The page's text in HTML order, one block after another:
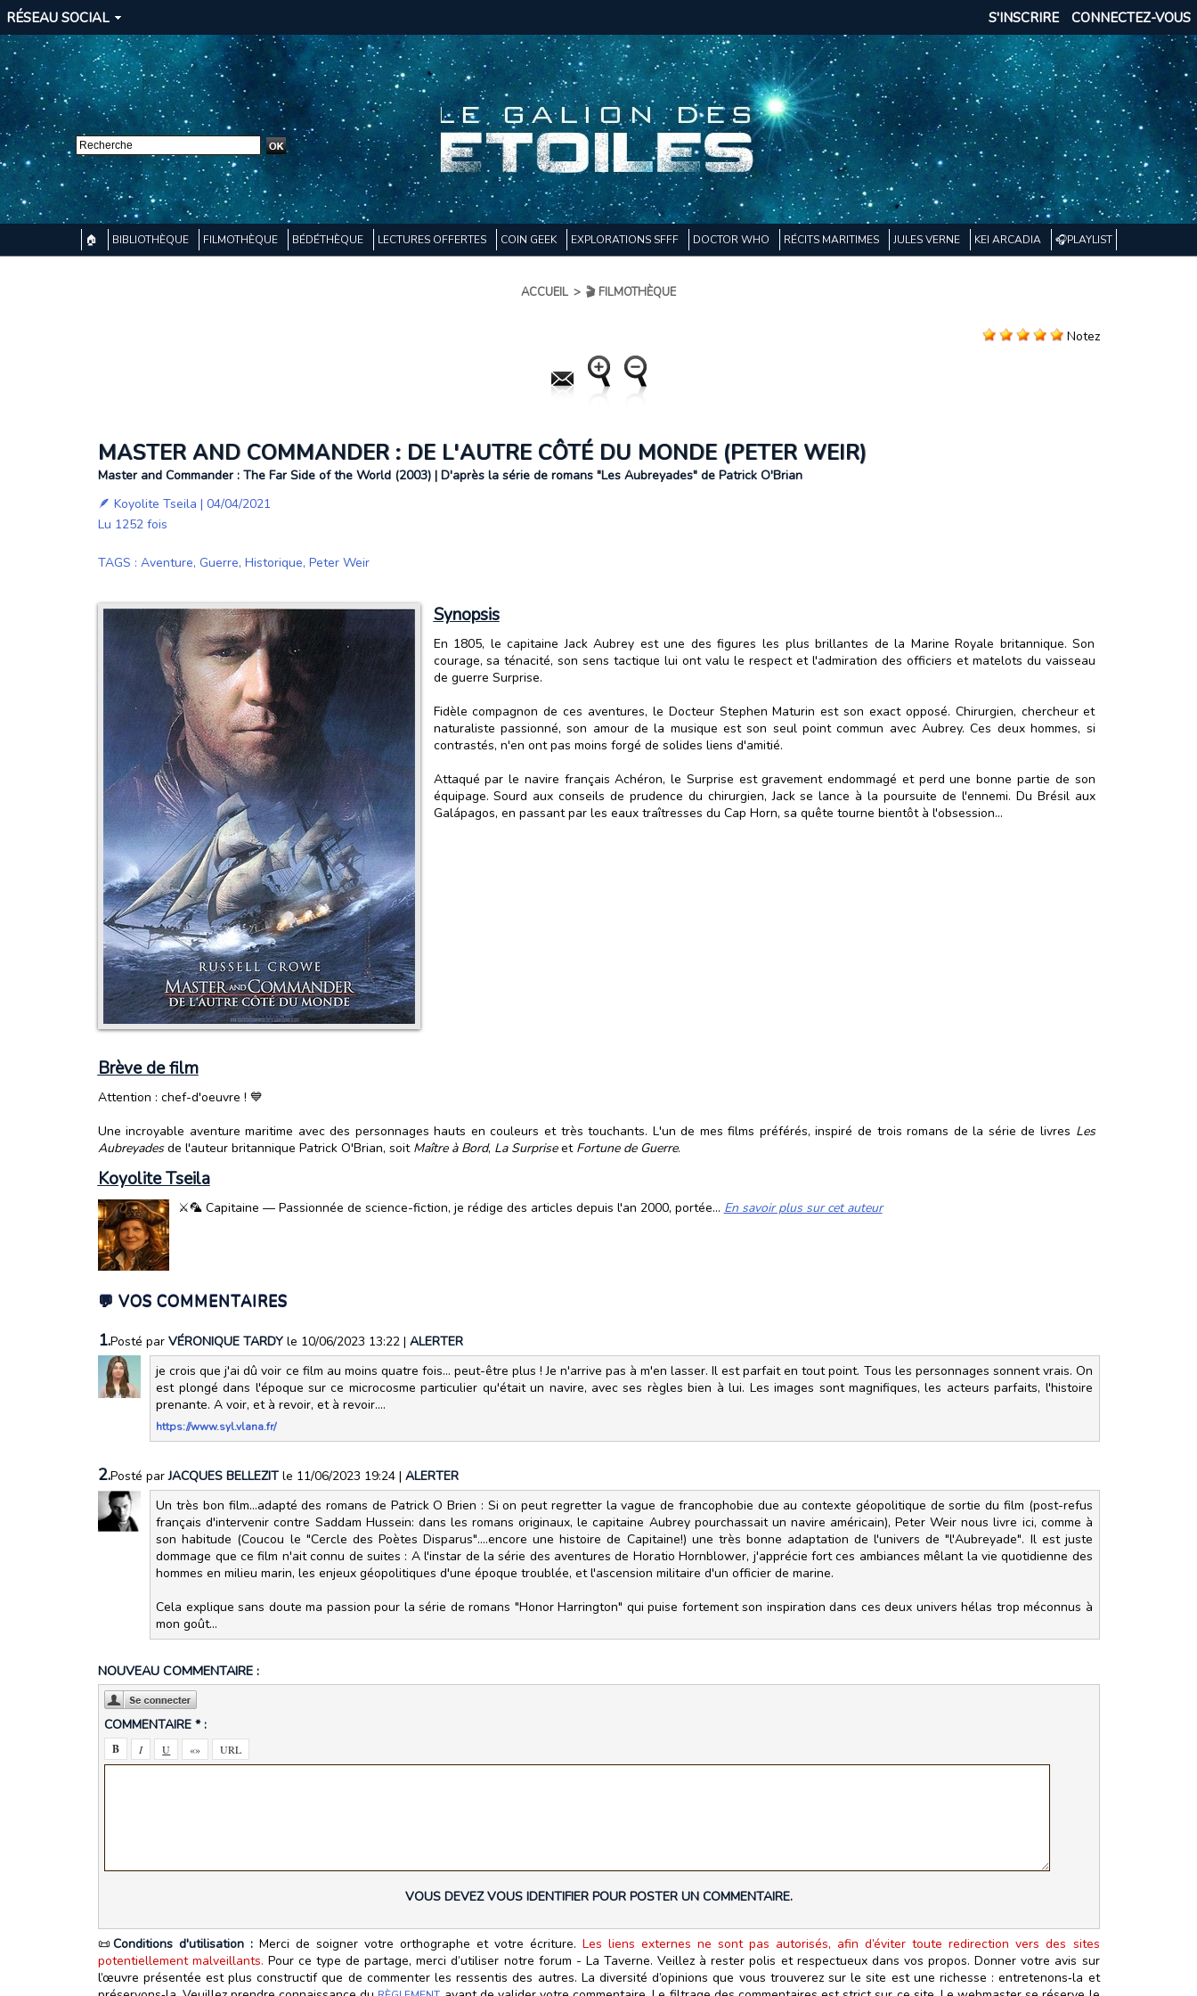
RÉSEAU SOCIAL CONNECTEZ-VOUS
S'INSCRIRE
🏠 BIBLIOTHÈQUE FILMOTHÈQUE BÉDÉTHÈQUE LECTURES OFFERTES COIN GEEK EXPLORATIONS SFFF DOCTOR WHO RÉCITS MARITIMES JULES VERNE KEI ARCADIA 🎧PLAYLIST
ACCUEIL > 🎬 FILMOTHÈQUE
Notez
MASTER AND COMMANDER : DE L'AUTRE CÔTÉ DU MONDE (PETER WEIR)
Master and Commander : The Far Side of the World (2003) | D'après la série de romans "Les Aubreyades" de Patrick O'Brian
🪶 Koyolite Tseila | 04/04/2021
Lu 1252 fois
TAGS : Aventure, Guerre, Historique, Peter Weir
Synopsis
En 1805, le capitaine Jack Aubrey est une des figures les plus brillantes de la Marine Royale britannique. Son
courage, sa ténacité, son sens tactique lui ont valu le respect et l'admiration des officiers et matelots du vaisseau
de guerre Surprise.
Fidèle compagnon de ces aventures, le Docteur Stephen Maturin est son exact opposé. Chirurgien, chercheur et
naturaliste passionné, son amour de la musique est son seul point commun avec Aubrey. Ces deux hommes, si
contrastés, n'en ont pas moins forgé de solides liens d'amitié.
Attaqué par le navire français Achéron, le Surprise est gravement endommagé et perd une bonne partie de son
équipage. Sourd aux conseils de prudence du chirurgien, Jack se lance à la poursuite de l'ennemi. Du Brésil aux
Galápagos, en passant par les eaux traîtresses du Cap Horn, sa quête tourne bientôt à l'obsession...
Brève de film
Attention : chef-d'oeuvre ! 💙
Une incroyable aventure maritime avec des personnages hauts en couleurs et très touchants. L'un de mes films préférés, inspiré de trois romans de la série de livres Les
Aubreyadesde l'auteur britannique Patrick O'Brian, soit Maître à Bord, La Surpriseet Fortune de Guerre.
Koyolite Tseila
⚔️🦜 Capitaine — Passionnée de science-fiction, je rédige des articles depuis l'an 2000, portée... En savoir plus sur cet auteur
💬 VOS COMMENTAIRES
1.Posté par VÉRONIQUE TARDY le 10/06/2023 13:22 | ALERTER
je crois que j'ai dû voir ce film au moins quatre fois... peut-être plus ! Je n'arrive pas à m'en lasser. Il est parfait en tout point. Tous les personnages sonnent vrais. On
est plongé dans l'époque sur ce microcosme particulier qu'était un navire, avec ses règles bien à lui. Les images sont magnifiques, les acteurs parfaits, l'histoire
prenante. A voir, et à revoir, et à revoir....
https://www.syl.vlana.fr/
2.Posté parJACQUES BELLEZITle 11/06/2023 19:24 | ALERTER
Un très bon film...adapté des romans de Patrick O Brien : Si on peut regretter la vague de francophobie due au contexte géopolitique de sortie du film (post-refus
français d'intervenir contre Saddam Hussein: dans les romans originaux, le capitaine Aubrey pourchassait un navire américain), Peter Weir nous livre ici, comme à
son habitude (Coucou le "Cercle des Poètes Disparus"....encore une histoire de Capitaine!) une très bonne adaptation de l'univers de "l'Aubreyade". Il est juste
dommage que ce film n'ait connu de suites : A l'instar de la série des aventures de Horatio Hornblower, j'apprécie fort ces ambiances mêlant la vie quotidienne des
hommes en milieu marin, les enjeux géopolitiques d'une époque troublée, et l'ascension militaire d'un officier de marine.
Cela explique sans doute ma passion pour la série de romans "Honor Harrington" qui puise fortement son inspiration dans ces deux univers hélas trop méconnus à
mon goût...
NOUVEAU COMMENTAIRE :
COMMENTAIRE * :
VOUS DEVEZ VOUS IDENTIFIER POUR POSTER UN COMMENTAIRE.
📜Conditions d'utilisation :Merci de soigner votre orthographe et votre écriture.Les liens externes ne sont pas autorisés, afin d’éviter toute redirection vers des sites
potentiellement malveillants. Pour ce type de partage, merci d’utiliser notre forum - La Taverne. Veillez à rester polis et respectueux dans vos propos. Donner votre avis sur
l’œuvre présentée est plus constructif que de commenter les ressentis des autres. La diversité d’opinions que vous trouverez sur le site est une richesse : entretenons‑la et